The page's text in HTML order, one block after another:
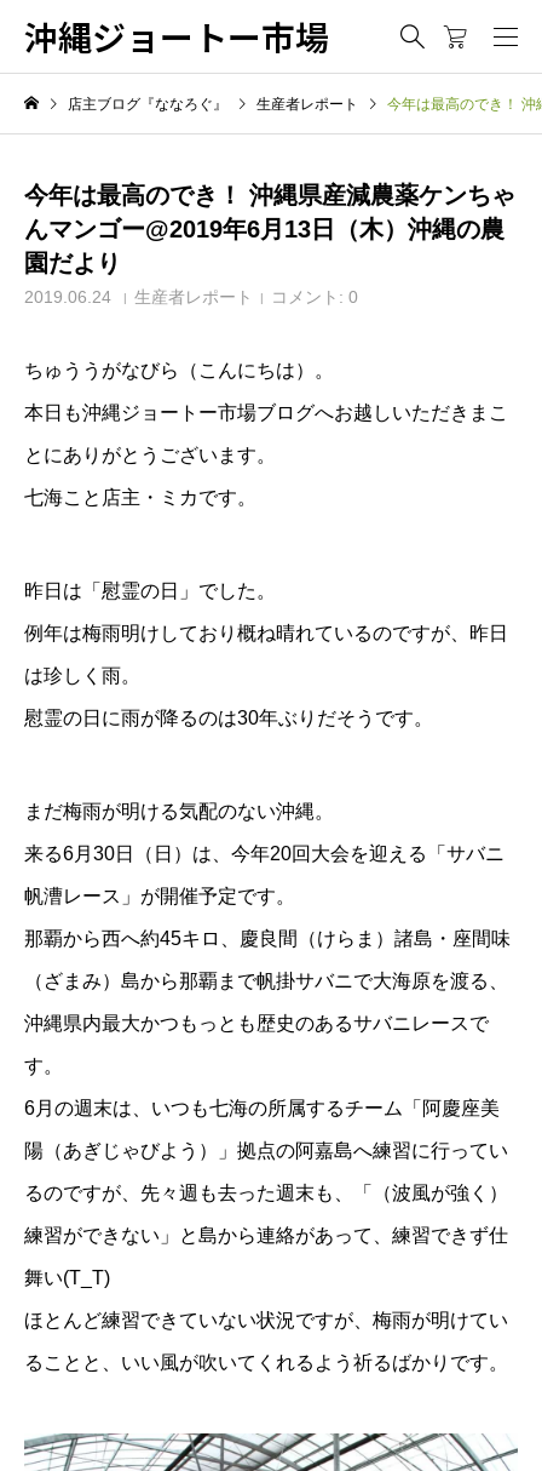
沖縄ジョートー市場
店主ブログ『ななろぐ』 生産者レポート 今年は最高のでき！
今年は最高のでき！ 沖縄県産減農薬ケンちゃ
んマンゴー@2019年6月13日（木）沖縄の農
園だより
2019.06.24 生産者レポート コメント: 0
ちゅううがなびら（こんにちは）。
本日も沖縄ジョートー市場ブログへお越しいただきまこ
とにありがとうございます。
七海こと店主・ミカです。
昨日は「慰霊の日」でした。
例年は梅雨明けしており概ね晴れているのですが、昨日
は珍しく雨。
慰霊の日に雨が降るのは30年ぶりだそうです。
まだ梅雨が明ける気配のない沖縄。
来る6月30日（日）は、今年20回大会を迎える「サバニ
帆漕レース」が開催予定です。
那覇から西へ約45キロ、慶良間（けらま）諸島・座間味
（ざまみ）島から那覇まで帆掛サバニで大海原を渡る、
沖縄県内最大かつもっとも歴史のあるサバニレースで
す。
6月の週末は、いつも七海の所属するチーム「阿慶座美
陽（あぎじゃびよう）」拠点の阿嘉島へ練習に行ってい
るのですが、先々週も去った週末も、「（波風が強く）
練習ができない」 と島から連絡があって、練習できず仕
舞い(T_T)
ほとんど練習できていない状況ですが、梅雨が明けてい
ることと、 いい風が吹いてくれるよう祈るばかりです。